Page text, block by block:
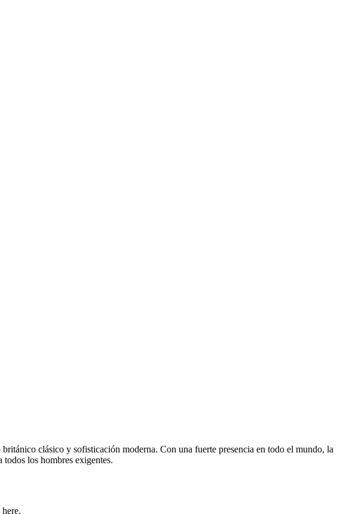
clásico y sofisticación moderna. Con una fuerte presencia en todo el mundo, la
todos los hombres exigentes.